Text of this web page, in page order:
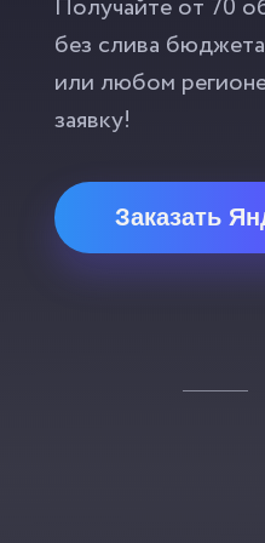
Получайте от 70
без слива
или любом
заявку!
Заказать